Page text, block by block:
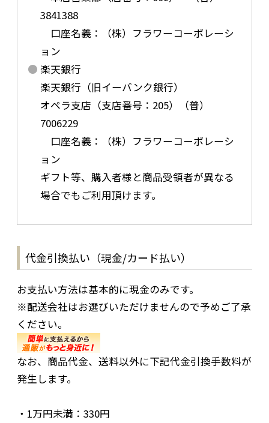
3841388
口座名義：（株）フラワーコーポレーシ
ョン
楽天銀行
楽天銀行（旧イーバンク銀行）
オペラ支店（支店番号：205）（普）
7006229
口座名義：（株）フラワーコーポレーシ
ョン
ギフト等、購入者様と商品受領者が異なる
場合でもご利用頂けます。
代金引換払い（現金/カード払い）
お支払い方法は基本的に現金のみです。
※配送会社はお選びいただけませんので予めご了承
ください。
なお、商品代金、送料以外に下記代金引換手数料が
発生します。
・1万円未満：330円